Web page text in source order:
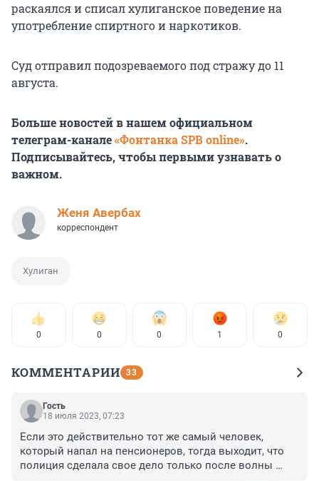
раскаялся и списал хулиганское поведение на
употребление спиртного и наркотиков.
Суд отправил подозреваемого под стражу до 11
августа.
Больше новостей в нашем официальном
телеграм-канале«Фонтанка SPB online».
Подписывайтесь, чтобы первыми узнавать о
важном.
Женя Авербах
корреспондент
Хулиган
0 0 0 1 0
КОММЕНТАРИИ 33
Гость
18 июля 2023, 07:23
Если это действительно тот же самый человек,
который напал на пенсионеров, тогда выходит, что
полиция сделала свое дело только после волны